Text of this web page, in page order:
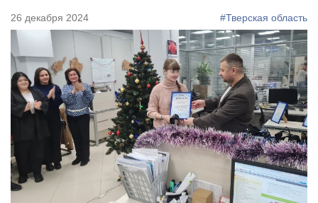
26 декабря 2024 #Тверская область